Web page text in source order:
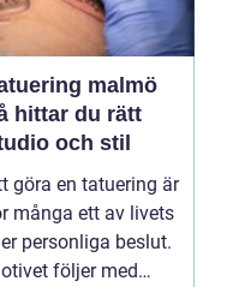
malmö
hittar du rätt
och stil
göra en tatuering är
många ett av livets
personliga beslut.
följer med